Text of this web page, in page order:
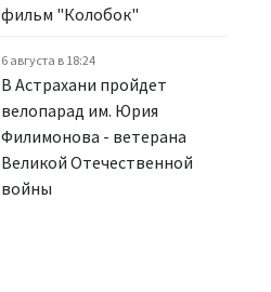
фильм "Колобок"
6 августа в 18:24
В Астрахани пройдет
велопарад им. Юрия
Филимонова - ветерана
Великой Отечественной
войны